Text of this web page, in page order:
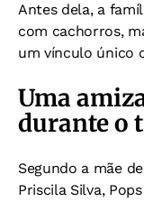
Antes dela, a
com cachorros,
um vínculo único
Uma
durante o
Segundo a mãe
Priscila Silva,